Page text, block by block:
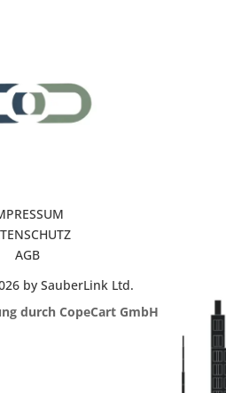
AGB
by SauberLink Ltd.
durch CopeCart GmbH